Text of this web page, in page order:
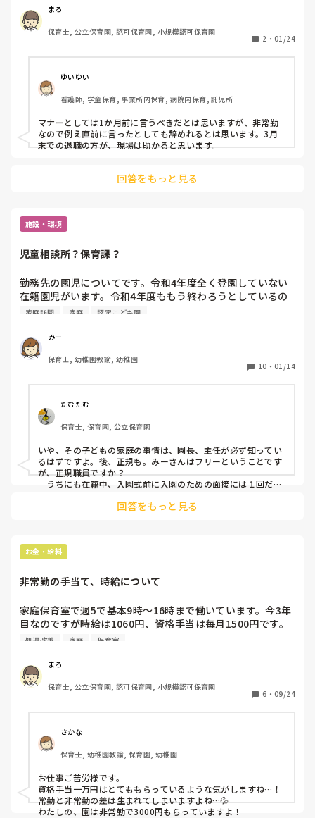
を実践したりやろうとしていますが、みなさんならどのよう
ただ4月からの勤務だと3月3週目に異動などがあり、4月か
ら仕事があるとすると4月の2週間位前に連絡がくるそうで
す。
今の職場は非常勤ですが、契約書を見ると退職届けは1か月
前となっているので、もし、4月からの仕事がある事を聞い
ても、今の職場に退職を伝えるのは急になってしまうし、5
月勤務は可能になります。
家庭保育室で働いている方で年度途中で辞めた方はどのよう
な理由で辞めましたか?
考えると3月の方がいいのかなと思ったりします。やはり家
まろ
保育士, 公立保育園, 認可保育園, 小規模認可保育園
2 ・ 01/24
ゆいゆい
看護師, 学童保育, 事業所内保育, 病院内保育, 託児所
マナーとしては1か月前に言うべきだとは思いますが、非常勤
なので例え直前に言ったとしても辞めれるとは思います。3月
末での退職の方が、現場は助かると思います。
回答をもっと見る
施設・環境
児童相談所？保育課？
勤務先の園児についてです。令和4年度全く登園していない
在籍園児がいます。令和4年度ももう終わろうとしているの
でそろそろ一年になりそうです。病気とかで来たいのに来れ
で担任では、ありません。ですが家庭の事情で１日も登園し
ない園児を今まで聞いた事がなく、必要経費の引き落としも
滞りなく出来るようですが園児の安否も心配しています。家
庭訪問も行われていないようです。児童相談所とか、市の保
育課に通告した方が良いのでしょうか？
家庭訪問 家庭 認定こども園
みー
保育士, 幼稚園教諭, 幼稚園
10 ・ 01/14
たむたむ
保育士, 保育園, 公立保育園
いや、その子どもの家庭の事情は、園長、主任が必ず知ってい
るはずですよ。後、正規も。みーさんはフリーということです
が、正規職員ですか？
うちにも在籍中、入園式前に入園のための面接には１回だけ
なくて、12月に除籍になった子がいます。私はこの子の担任で
通告する前に、園長や正規に確認を取った方がいいです。う
ちみたいに極秘なのかも。
回答をもっと見る
お金・給料
非常勤の手当て、時給について
家庭保育室で週5で基本9時～16時まで働いています。今3年
目なのですが時給は1060円、資格手当は毎月1500円です。
ボーナスはなしです。
以前に常勤の先生に資格手当いくらもらっているか訊ねた
所、給与明細を見せてくれて資格手当は1万円でした。
さしつかえなければ非常勤の方で、時給、資格手当や他の手
子どもが3人いて、上が来年高校生になりお金がかかりそう
なので、収入を上げたいと考えています。
処遇改善 家庭 保育室
まろ
保育士, 公立保育園, 認可保育園, 小規模認可保育園
6 ・ 09/24
さかな
保育士, 幼稚園教諭, 保育園, 幼稚園
お仕事ご苦労様です。
資格手当一万円はとてももらっているような気がしますね…！
常勤と非常勤の差は生まれてしまいますよね…💦
わたしの、園は非常勤で3000円もらっていますよ！